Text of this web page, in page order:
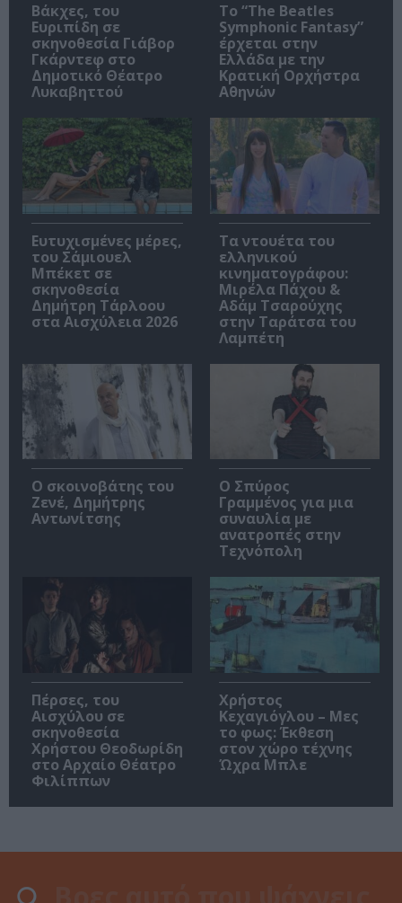
Βάκχες, του
Ευριπίδη σε
σκηνοθεσία Γιάβορ
Γκάρντεφ στο
Δημοτικό Θέατρο
Λυκαβηττού
Το “The Beatles
Symphonic Fantasy”
έρχεται στην
Ελλάδα με την
Κρατική Ορχήστρα
Αθηνών
Ευτυχισμένες μέρες,
του Σάμιουελ
Μπέκετ σε
σκηνοθεσία
Δημήτρη Τάρλοου
στα Αισχύλεια 2026
Τα ντουέτα του
ελληνικού
κινηματογράφου:
Μιρέλα Πάχου &
Αδάμ Τσαρούχης
στην Ταράτσα του
Λαμπέτη
Ο σκοινοβάτης του
Ζενέ, Δημήτρης
Αντωνίτσης
Ο Σπύρος
Γραμμένος για μια
συναυλία με
ανατροπές στην
Τεχνόπολη
Πέρσες, του
Αισχύλου σε
σκηνοθεσία
Χρήστου Θεοδωρίδη
στο Αρχαίο Θέατρο
Φιλίππων
Χρήστος
Κεχαγιόγλου – Μες
το φως: Έκθεση
στον χώρο τέχνης
Ώχρα Μπλε